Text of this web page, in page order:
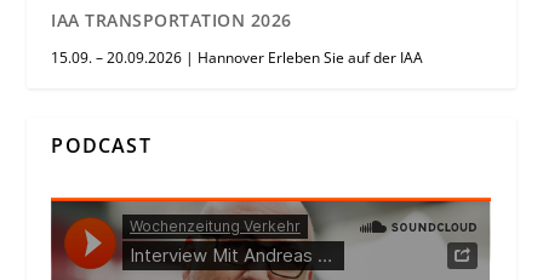
IAA TRANSPORTATION 2026
15.09. – 20.09.2026 | Hannover Erleben Sie auf der IAA
PODCAST